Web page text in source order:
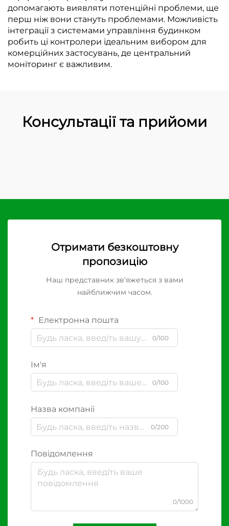
допомагають виявляти потенційні проблеми, ще
перш ніж вони стануть проблемами. Можливість
інтеграції з системами управління будинком
робить ці контролери ідеальним вибором для
комерційних застосувань, де центральний
моніторинг є важливим.
Консультації та прийоми
Отримати безкоштовну
пропозицію
Наш представник зв'яжеться з вами
найближчим часом.
Електронна пошта
0/100
Ім'я
0/100
Назва компанії
0/200
Повідомлення
0/1000